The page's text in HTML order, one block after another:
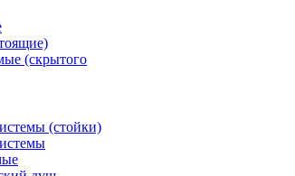
(скрытого
(стойки)